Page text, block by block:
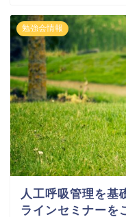
勉強会情報
人工呼吸管理を基
ラインセミナーを